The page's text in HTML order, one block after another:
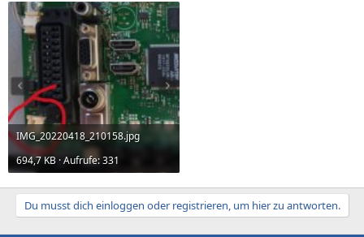
IMG_20220418_210158.jpg
694,7 KB · Aufrufe: 331
Du musst dich einloggen oder registrieren, um hier zu antworten.